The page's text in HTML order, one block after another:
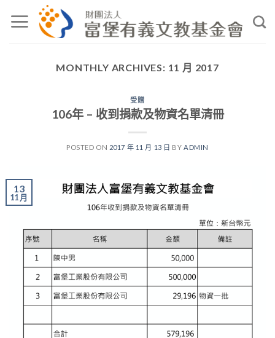
MONTHLY ARCHIVES: 11 月 2017
受贈
106年 – 收到捐款及物資名單清冊
POSTED ON 2017 年 11 月 13 日 BY ADMIN
13
11 月